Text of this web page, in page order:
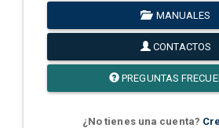
MANUALES
CONTACTOS
PREGUNTAS
¿No tienes una cuenta?